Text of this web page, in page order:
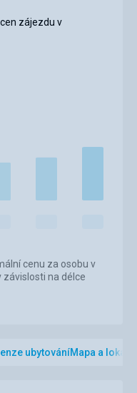
zájezdu v
cenu za osobu v
závislosti na délce
ubytováníMapa a